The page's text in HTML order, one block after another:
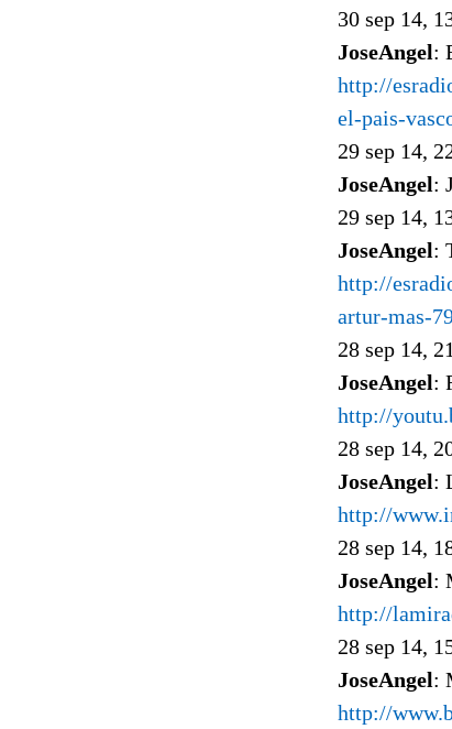
30 sep 14,
JoseAngel:
http://
el-pais-
29 sep 14,
JoseAngel:
29 sep 14,
JoseAngel:
http://
artur-mas-
28 sep 14,
JoseAngel:
http://
28 sep 14,
JoseAngel:
http://
28 sep 14,
JoseAngel:
http://
28 sep 14,
JoseAngel:
http://